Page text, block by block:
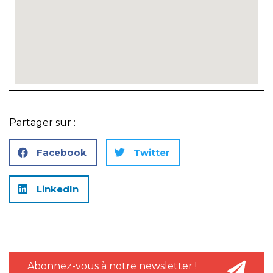
Partager sur :
Facebook Twitter
LinkedIn
Abonnez-vous à notre newsletter !